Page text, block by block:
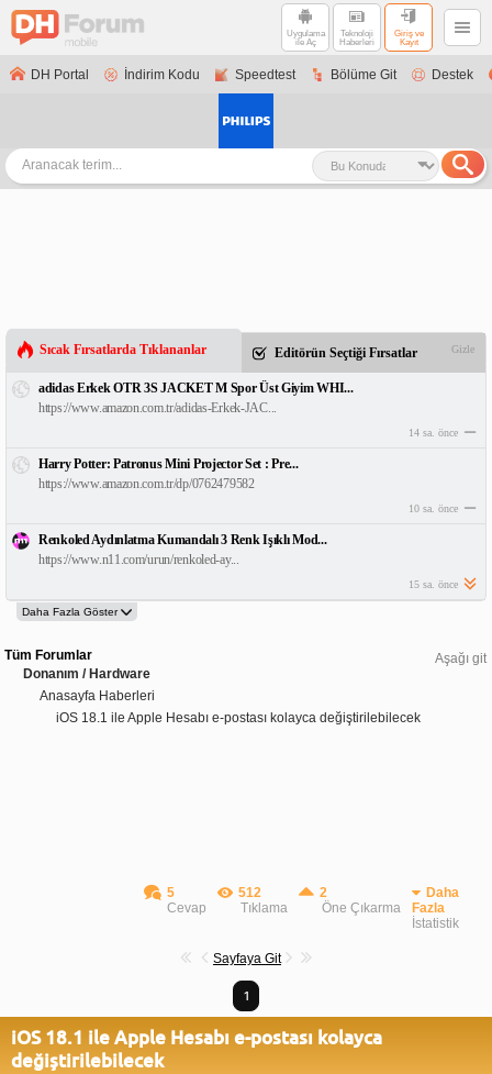
Uygulama
ile Aç
Teknoloji
Haberleri
Giriş ve
Kayıt
DH Portal İndirim Kodu Speedtest Bölüme Git Destek
Sıcak Fırsatlarda Tıklananlar Editörün Seçtiği Fırsatlar Gizle
adidas Erkek OTR 3S JACKET M Spor Üst Giyim WHI...
https://www.amazon.com.tr/adidas-Erkek-JAC...
14 sa. önce
Harry Potter: Patronus Mini Projector Set : Pre...
https://www.amazon.com.tr/dp/0762479582
10 sa. önce
Renkoled Aydınlatma Kumandalı 3 Renk Işıklı Mod...
https://www.n11.com/urun/renkoled-ay...
15 sa. önce
Aşağı git
Tüm Forumlar
Donanım / Hardware
Anasayfa Haberleri
iOS 18.1 ile Apple Hesabı e-postası kolayca değiştirilebilecek
5
Cevap
512
Tıklama
2
Öne Çıkarma
Daha
Fazla
İstatistik
Sayfaya Git
1
iOS 18.1 ile Apple Hesabı e-postası kolayca
değiştirilebilecek